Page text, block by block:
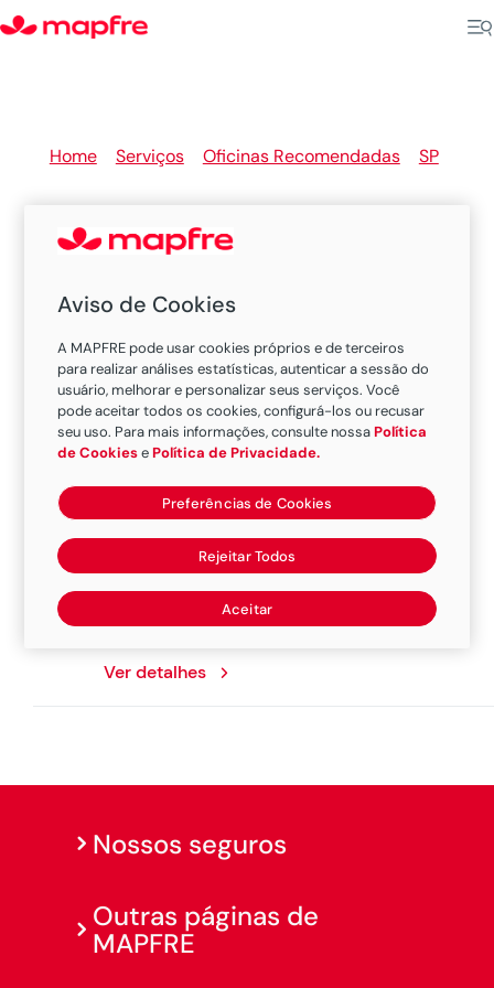
Home> Serviços> Oficinas Recomendadas> SP
Oficinas Recomendadas
MAPFRE em Promissao
Existem 1 oficina nesta cidade.
Marcio Funilaria
Avenida Francisco Gimenes, 861, 16370067,
Promissao
Ver detalhes
Nossos seguros
Outras páginas de
MAPFRE
Aviso de Cookies
A MAPFRE pode usar cookies próprios e de terceiros
para realizar análises estatísticas, autenticar a sessão do
usuário, melhorar e personalizar seus serviços. Você
pode aceitar todos os cookies, configurá-los ou recusar
seu uso. Para mais informações, consulte nossaPolítica
de CookiesePolítica de Privacidade.
Preferências de Cookies
Rejeitar Todos
Aceitar